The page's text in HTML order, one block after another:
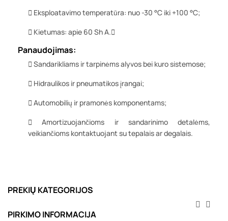
Eksploatavimo temperatūra: nuo -30 °C iki +100 °C;
Kietumas: apie 60 Sh A.
Panaudojimas:
Sandarikliams ir tarpinėms alyvos bei kuro sistemose;
Hidraulikos ir pneumatikos įrangai;
Automobilių ir pramonės komponentams;
Amortizuojančioms ir sandarinimo detalėms,
veikiančioms kontaktuojant su tepalais ar degalais.
PREKIŲ KATEGORIJOS
 
PIRKIMO INFORMACIJA